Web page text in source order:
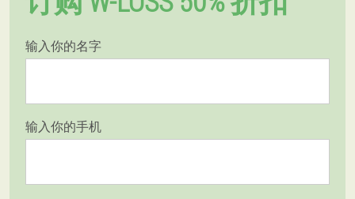
输入你的名字
输入你的手机